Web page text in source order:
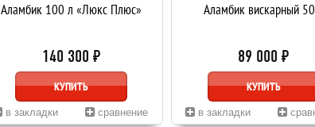
Аламбик 100 л «Люкс Плюс»
140 300 ₽
КУПИТЬ
в закладки сравнение
Аламбик вискарный
89 000 ₽
КУПИТЬ
в закладки